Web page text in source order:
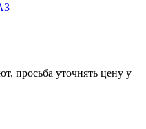
просьба уточнять цену у